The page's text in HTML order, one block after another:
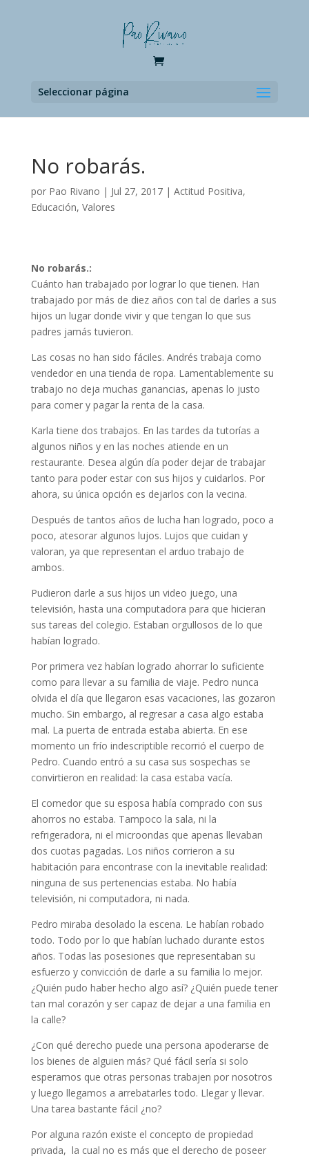
Seleccionar página
No robarás.
por Pao Rivano | Jul 27, 2017| Actitud Positiva,
Educación, Valores
No robarás.:
Cuánto han trabajado por lograr lo que tienen. Han
trabajado por más de diez años con tal de darles a sus
hijos un lugar donde vivir y que tengan lo que sus
padres jamás tuvieron.
Las cosas no han sido fáciles. Andrés trabaja como
vendedor en una tienda de ropa. Lamentablemente su
trabajo no deja muchas ganancias, apenas lo justo
para comer y pagar la renta de la casa.
Karla tiene dos trabajos. En las tardes da tutorías a
algunos niños y en las noches atiende en un
restaurante. Desea algún día poder dejar de trabajar
tanto para poder estar con sus hijos y cuidarlos. Por
ahora, su única opción es dejarlos con la vecina.
Después de tantos años de lucha han logrado, poco a
poco, atesorar algunos lujos. Lujos que cuidan y
valoran, ya que representan el arduo trabajo de
ambos.
Pudieron darle a sus hijos un video juego, una
televisión, hasta una computadora para que hicieran
sus tareas del colegio. Estaban orgullosos de lo que
habían logrado.
Por primera vez habían logrado ahorrar lo suficiente
como para llevar a su familia de viaje. Pedro nunca
olvida el día que llegaron esas vacaciones, las gozaron
mucho. Sin embargo, al regresar a casa algo estaba
mal. La puerta de entrada estaba abierta. En ese
momento un frío indescriptible recorrió el cuerpo de
Pedro. Cuando entró a su casa sus sospechas se
convirtieron en realidad: la casa estaba vacía.
El comedor que su esposa había comprado con sus
ahorros no estaba. Tampoco la sala, ni la
refrigeradora, ni el microondas que apenas llevaban
dos cuotas pagadas. Los niños corrieron a su
habitación para encontrase con la inevitable realidad:
ninguna de sus pertenencias estaba. No había
televisión, ni computadora, ni nada.
Pedro miraba desolado la escena. Le habían robado
todo. Todo por lo que habían luchado durante estos
años. Todas las posesiones que representaban su
esfuerzo y convicción de darle a su familia lo mejor.
¿Quién pudo haber hecho algo así? ¿Quién puede tener
tan mal corazón y ser capaz de dejar a una familia en
la calle?
¿Con qué derecho puede una persona apoderarse de
los bienes de alguien más? Qué fácil sería si solo
esperamos que otras personas trabajen por nosotros
y luego llegamos a arrebatarles todo. Llegar y llevar.
Una tarea bastante fácil ¿no?
Por alguna razón existe el concepto de propiedad
privada, la cual no es más que el derecho de poseer